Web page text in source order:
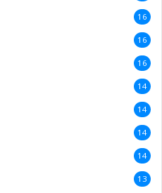
16
16
16
14
14
14
14
13